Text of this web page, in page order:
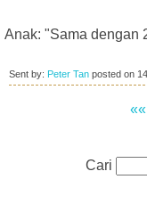
Anak: "Sama dengan
Sent by: Peter Tan posted on
Cari